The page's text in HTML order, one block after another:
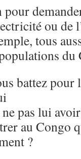
ou de
tous
battez pour
pas lui
au Congo
?